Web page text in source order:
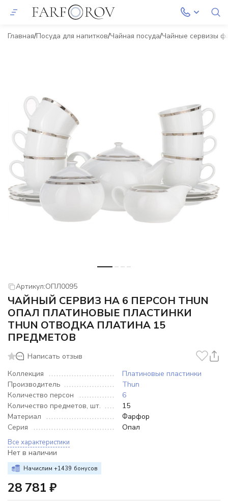
Главная Посуда для напитков Чайная посуда Чайные сервизы
Артикул:ОПЛ0095
ЧАЙНЫЙ СЕРВИЗ НА 6 ПЕРСОН THUN
ОПАЛ ПЛАТИНОВЫЕ ПЛАСТИНКИ
THUN ОТВОДКА ПЛАТИНА 15
ПРЕДМЕТОВ
Написать отзыв
Коллекция
Платиновые пластинки
Производитель
Thun
Количество персон
6
Количество предметов, шт.
15
Материал
Фарфор
Серия
Опал
Все характеристики
Нет в наличии
Начислим +1439 бонусов
28 781 ₽